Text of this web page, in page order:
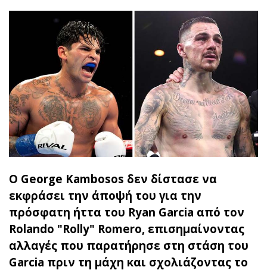
Ο George Kambosos δεν δίστασε να
εκφράσει την άποψή του για την
πρόσφατη ήττα του Ryan Garcia από τον
Rolando "Rolly" Romero, επισημαίνοντας
αλλαγές που παρατήρησε στη στάση του
Garcia πριν τη μάχη και σχολιάζοντας το